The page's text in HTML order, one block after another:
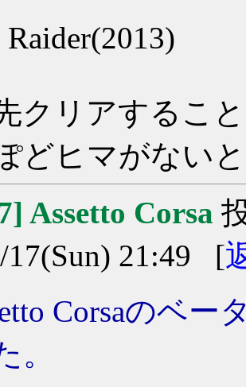
Raider(2013)
クリアするこ
どヒマがない
Assetto Corsa
17(Sun) 21:49 [
Corsaのベー
。